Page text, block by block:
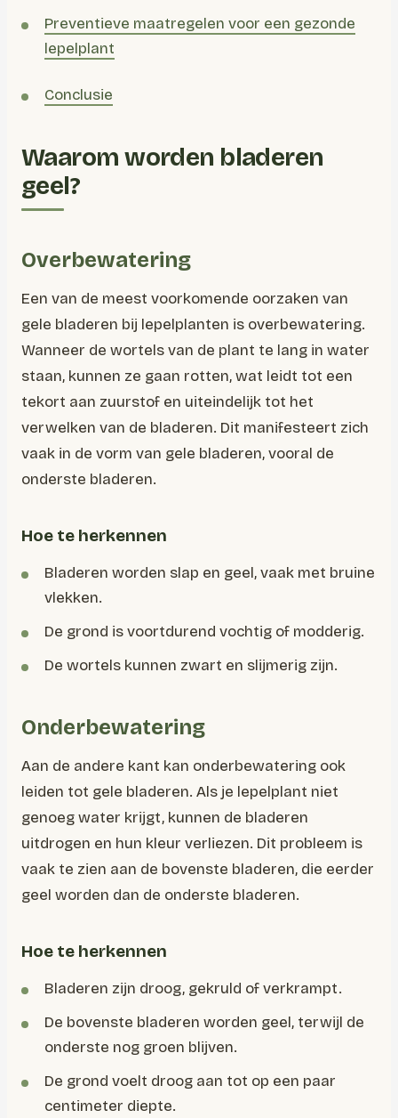
Preventieve maatregelen voor een gezonde
lepelplant
Conclusie
Waarom worden bladeren
geel?
Overbewatering
Een van de meest voorkomende oorzaken van
gele bladeren bij lepelplanten is overbewatering.
Wanneer de wortels van de plant te lang in water
staan, kunnen ze gaan rotten, wat leidt tot een
tekort aan zuurstof en uiteindelijk tot het
verwelken van de bladeren. Dit manifesteert zich
vaak in de vorm van gele bladeren, vooral de
onderste bladeren.
Hoe te herkennen
Bladeren worden slap en geel, vaak met bruine
vlekken.
De grond is voortdurend vochtig of modderig.
De wortels kunnen zwart en slijmerig zijn.
Onderbewatering
Aan de andere kant kan onderbewatering ook
leiden tot gele bladeren. Als je lepelplant niet
genoeg water krijgt, kunnen de bladeren
uitdrogen en hun kleur verliezen. Dit probleem is
vaak te zien aan de bovenste bladeren, die eerder
geel worden dan de onderste bladeren.
Hoe te herkennen
Bladeren zijn droog, gekruld of verkrampt.
De bovenste bladeren worden geel, terwijl de
onderste nog groen blijven.
De grond voelt droog aan tot op een paar
centimeter diepte.